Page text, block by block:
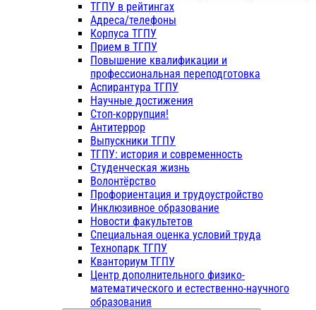
ТГПУ в рейтингах
Адреса/телефоны
Корпуса ТГПУ
Прием в ТГПУ
Повышение квалификации и
профессиональная переподготовка
Аспирантура ТГПУ
Научные достижения
Стоп-коррупция!
Антитеррор
Выпускники ТГПУ
ТГПУ: история и современность
Студенческая жизнь
Волонтёрство
Профориентация и трудоустройство
Инклюзивное образование
Новости факультетов
Специальная оценка условий труда
Технопарк ТГПУ
Кванториум ТГПУ
Центр дополнительного физико-
математического и естественно-научного
образования